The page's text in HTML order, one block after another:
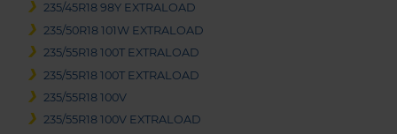
235/45R18 98Y EXTRALOAD
235/50R18 101W EXTRALOAD
235/55R18 100T EXTRALOAD
235/55R18 100T EXTRALOAD
235/55R18 100V
235/55R18 100V EXTRALOAD